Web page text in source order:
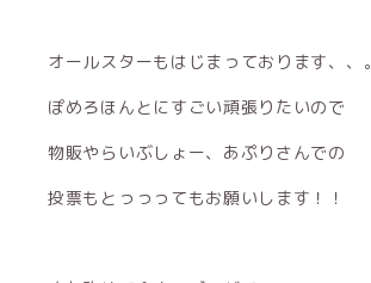
オールスターもはじまっております、、。
ぽめろほんとにすごい頑張りたいので
物販やらいぶしょー、あぷりさんでの
投票もとっっってもお願いします！！